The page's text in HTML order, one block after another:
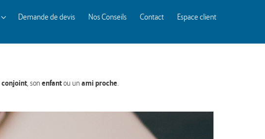
Demande de devis Nos Conseils Contact Espace client
conjoint, son enfantou un ami proche.